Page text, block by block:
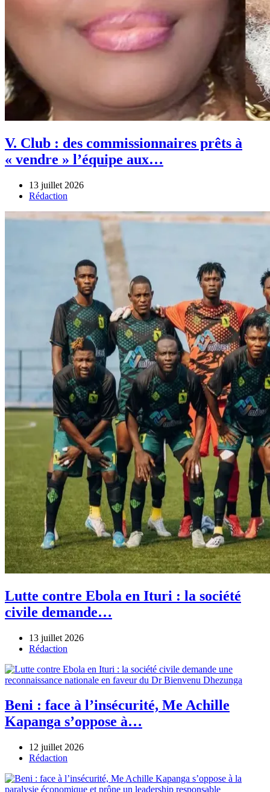
V. Club : des commissionnaires prêts à
« vendre » l’équipe aux…
13 juillet 2026
Author
Rédaction
Lutte contre Ebola en Ituri : la société
civile demande…
13 juillet 2026
Author
Rédaction
Beni : face à l’insécurité, Me Achille
Kapanga s’oppose à…
12 juillet 2026
Author
Rédaction